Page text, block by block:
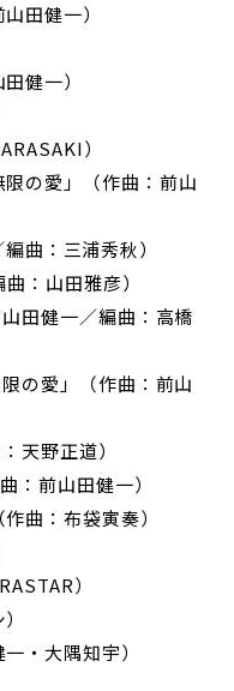
田健一）
健一）
）
の愛」（作曲：前山
曲：三浦秀秋）
：山田雅彦）
田健一／編曲：高橋
の愛」（作曲：前山
天野正道）
：前山田健一）
曲：布袋寅奏）
）
・大隅知宇）